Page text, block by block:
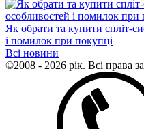
Як обрати та купити спліт-
і помилок при покупці
Всі новини
©2008 - 2026 рік. Всі права